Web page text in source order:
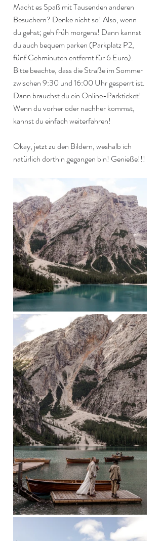
Macht es Spaß mit Tausenden anderen
Besuchern? Denke nicht so! Also, wenn
du gehst; geh früh morgens! Dann kannst
du auch bequem parken (Parkplatz P2,
fünf Gehminuten entfernt für 6 Euro).
Bitte beachte, dass die Straße im Sommer
zwischen 9:30 und 16:00 Uhr gesperrt ist.
Dann brauchst du ein Online-Parkticket!
Wenn du vorher oder nachher kommst,
kannst du einfach weiterfahren!
Okay, jetzt zu den Bildern, weshalb ich
natürlich dorthin gegangen bin! Genieße!!!